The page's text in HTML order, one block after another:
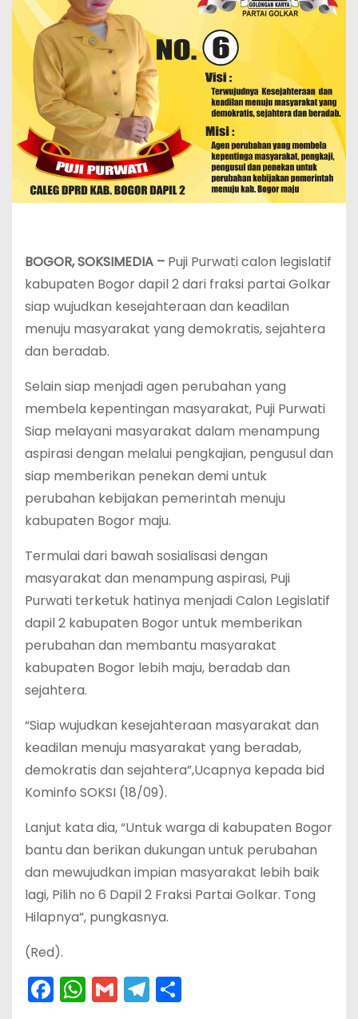
BOGOR, SOKSIMEDIA – Puji Purwati calon legislatif
kabupaten Bogor dapil 2 dari fraksi partai Golkar
siap wujudkan kesejahteraan dan keadilan
menuju masyarakat yang demokratis, sejahtera
dan beradab.
Selain siap menjadi agen perubahan yang
membela kepentingan masyarakat, Puji Purwati
Siap melayani masyarakat dalam menampung
aspirasi dengan melalui pengkajian, pengusul dan
siap memberikan penekan demi untuk
perubahan kebijakan pemerintah menuju
kabupaten Bogor maju.
Termulai dari bawah sosialisasi dengan
masyarakat dan menampung aspirasi, Puji
Purwati terketuk hatinya menjadi Calon Legislatif
dapil 2 kabupaten Bogor untuk memberikan
perubahan dan membantu masyarakat
kabupaten Bogor lebih maju, beradab dan
sejahtera.
“Siap wujudkan kesejahteraan masyarakat dan
keadilan menuju masyarakat yang beradab,
demokratis dan sejahtera”,Ucapnya kepada bid
Kominfo SOKSI (18/09).
Lanjut kata dia, “Untuk warga di kabupaten Bogor
bantu dan berikan dukungan untuk perubahan
dan mewujudkan impian masyarakat lebih baik
lagi, Pilih no 6 Dapil 2 Fraksi Partai Golkar. Tong
Hilapnya”, pungkasnya.
(Red).
F W G T